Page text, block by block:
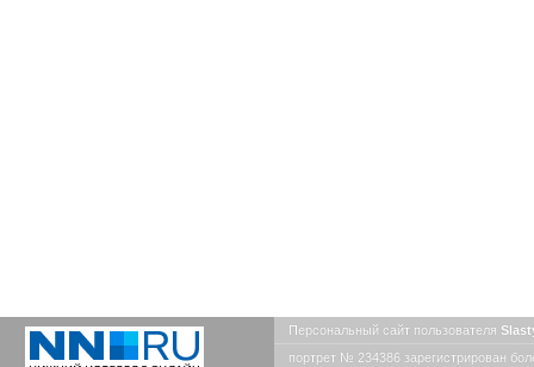
Персональный сайт пользователя
портрет № 234386 зарегистрирован